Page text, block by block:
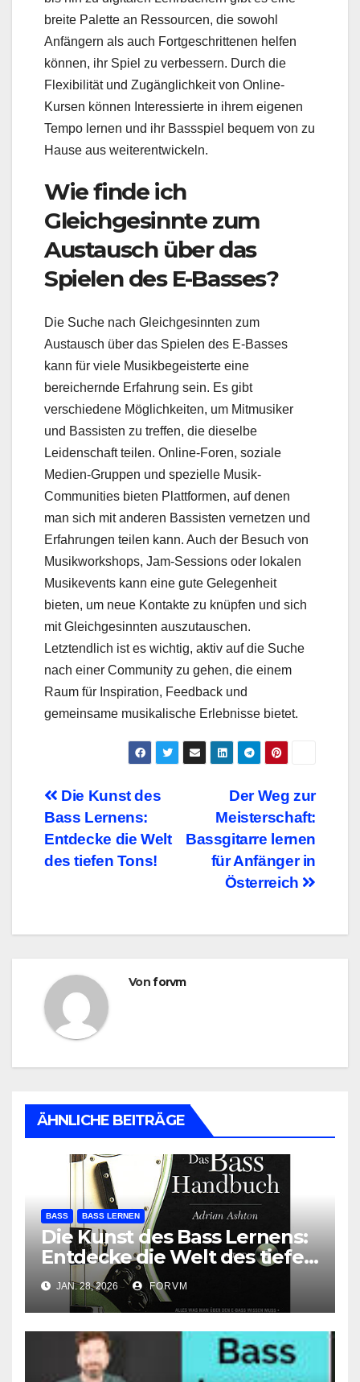
breite Palette an Ressourcen, die sowohl
Anfängern als auch Fortgeschrittenen helfen
können, ihr Spiel zu verbessern. Durch die
Flexibilität und Zugänglichkeit von Online-
Kursen können Interessierte in ihrem eigenen
Tempo lernen und ihr Bassspiel bequem von zu
Hause aus weiterentwickeln.
Wie finde ich
Gleichgesinnte zum
Austausch über das
Spielen des E-Basses?
Die Suche nach Gleichgesinnten zum
Austausch über das Spielen des E-Basses
kann für viele Musikbegeisterte eine
bereichernde Erfahrung sein. Es gibt
verschiedene Möglichkeiten, um Mitmusiker
und Bassisten zu treffen, die dieselbe
Leidenschaft teilen. Online-Foren, soziale
Medien-Gruppen und spezielle Musik-
Communities bieten Plattformen, auf denen
man sich mit anderen Bassisten vernetzen und
Erfahrungen teilen kann. Auch der Besuch von
Musikworkshops, Jam-Sessions oder lokalen
Musikevents kann eine gute Gelegenheit
bieten, um neue Kontakte zu knüpfen und sich
mit Gleichgesinnten auszutauschen.
Letztendlich ist es wichtig, aktiv auf die Suche
nach einer Community zu gehen, die einem
Raum für Inspiration, Feedback und
gemeinsame musikalische Erlebnisse bietet.
BeitragsnavigationDer Weg zur
Meisterschaft:
Bassgitarre lernen
für Anfänger in
Österreich
Die Kunst des
Bass Lernens:
Entdecke die Welt
des tiefen Tons!
Vonforvm
ÄHNLICHE BEITRÄGE
BASS BASS LERNEN
Die Kunst des Bass Lernens:
Entdecke die Welt des tiefen
Tons!
JAN. 28, 2026 FORVM